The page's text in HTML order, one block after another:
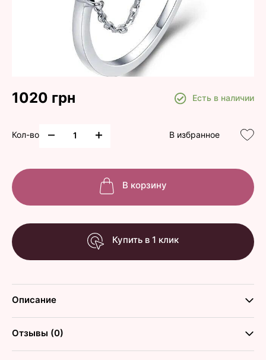
1020 грн Есть в наличии
Кол-во В избранное
В корзину
Купить в 1 клик
Описание
Отзывы (0)